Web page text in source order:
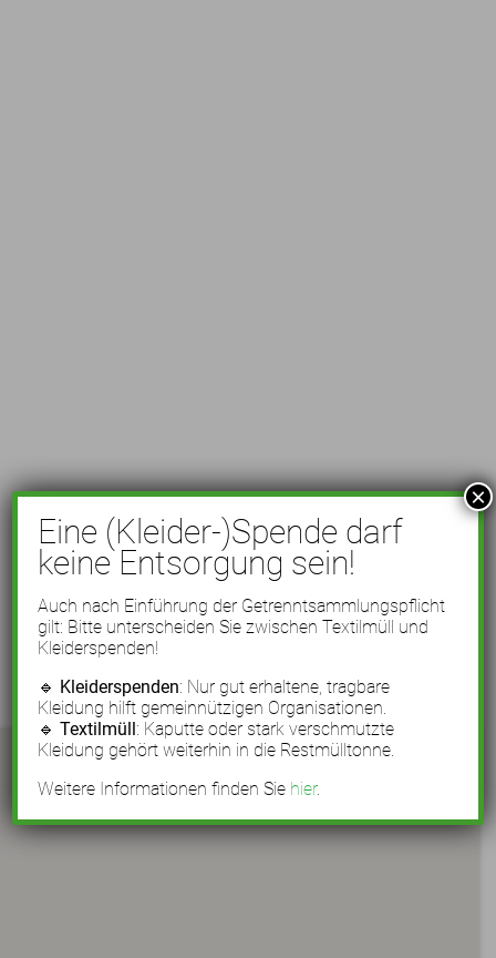
Eine (Kleider-)Spende darf
keine Entsorgung sein!
Auch nach Einführung der Getrenntsammlungspflicht
gilt: Bitte unterscheiden Sie zwischen Textilmüll und
Kleiderspenden!
🔹 Kleiderspenden: Nur gut erhaltene, tragbare
Kleidung hilft gemeinnützigen Organisationen.
🔹Textilmüll: Kaputte oder stark verschmutzte
Kleidung gehört weiterhin in die Restmülltonne.
Weitere Informationen finden Sie hier.
×